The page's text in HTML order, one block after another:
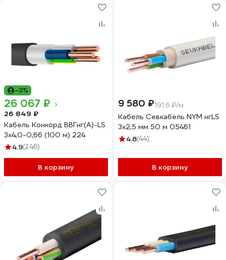
-3%
26 067 ₽
26 849 ₽
Кабель Конкорд ВВГнг(А)-LS
3х4,0-0,66 (100 м) 224
4.9(246)
В корзину
9 580 ₽191.6 ₽/м
Кабель Севкабель NYM нгLS
3х2,5 мм 50 м 05461
4.8(44)
В корзину